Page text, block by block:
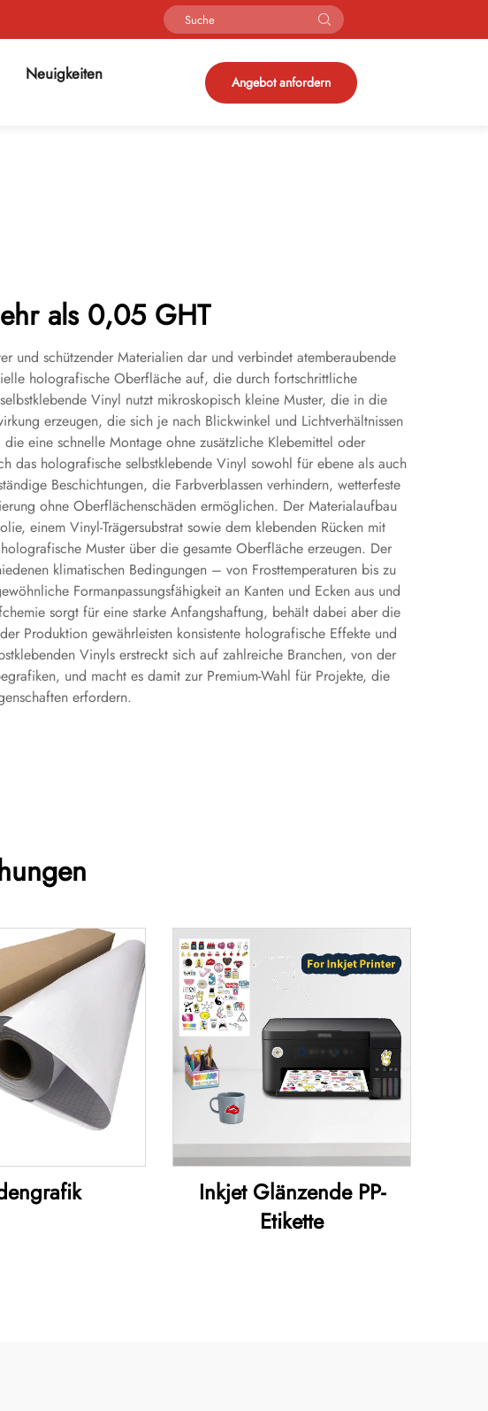
Neuigkeiten
Angebot anfordern
als 0,05 GHT
und schützender Materialien dar und verbindet atemberaubende
holografische Oberfläche auf, die durch fortschrittliche
Vinyl nutzt mikroskopisch kleine Muster, die in die
erzeugen, die sich je nach Blickwinkel und Lichtverhältnissen
eine schnelle Montage ohne zusätzliche Klebemittel oder
das holografische selbstklebende Vinyl sowohl für ebene als auch
Beschichtungen, die Farbverblassen verhindern, wetterfeste
ohne Oberflächenschäden ermöglichen. Der Materialaufbau
einem Vinyl-Trägersubstrat sowie dem klebenden Rücken mit
Muster über die gesamte Oberfläche erzeugen. Der
klimatischen Bedingungen – von Frosttemperaturen bis zu
Formanpassungsfähigkeit an Kanten und Ecken aus und
sorgt für eine starke Anfangshaftung, behält dabei aber die
Produktion gewährleisten konsistente holografische Effekte und
Vinyls erstreckt sich auf zahlreiche Branchen, von der
und macht es damit zur Premium-Wahl für Projekte, die
erfordern.
Inkjet Glänzende PP-
Etikette